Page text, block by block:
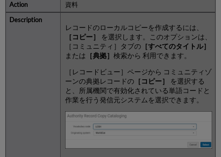
資料
レコードのローカルコピーを作成するには、
［コピー］
を選択します。このオプションは、
［コミュニティ］タブの ［すべてのタイトル］
または ［典拠］検索から 利用できます。
［レコードビュー］ページから コミュニティゾ
ーンの典拠レコードの ［コピー］
を選択する
と、所属機関で有効化されている単語コードと
作業を行う発信元システムを選択できます。